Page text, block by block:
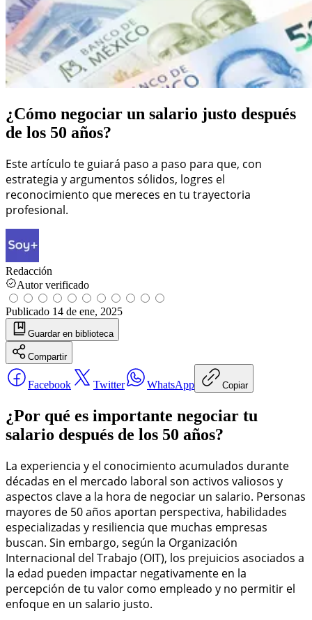
¿Cómo negociar un salario justo después
de los 50 años?
Este artículo te guiará paso a paso para que, con
estrategia y argumentos sólidos, logres el
reconocimiento que mereces en tu trayectoria
profesional.
Redacción
Autor verificado
Publicado 14 de ene, 2025
Guardar en biblioteca
Compartir
Facebook Twitter WhatsApp Copiar
¿Por qué es importante negociar tu
salario después de los 50 años?
La experiencia y el conocimiento acumulados durante
décadas en el mercado laboral son activos valiosos y
aspectos clave a la hora de negociar un salario. Personas
mayores de 50 años aportan perspectiva, habilidades
especializadas y resiliencia que muchas empresas
buscan. Sin embargo, según la Organización
Internacional del Trabajo (OIT), los prejuicios asociados a
la edad pueden impactar negativamente en la
percepción de tu valor como empleado y no permitir el
enfoque en un salario justo.